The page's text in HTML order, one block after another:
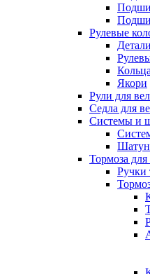
Рулевые
Якори
Рули для
Седла для
Системы и
Тормоза для
Ручки